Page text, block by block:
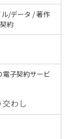
/データ / 著作
約
電子契約サービ
わし